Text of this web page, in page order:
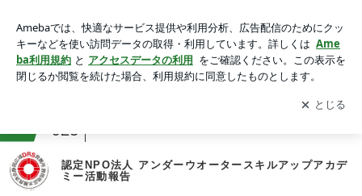
動報告
アプリをダウンロードして ブログの更新通知
を受け取りまし
ょう。
開く
923
認定NPO法人 アンダーウオータースキルアップアカデ
ミー活動報告